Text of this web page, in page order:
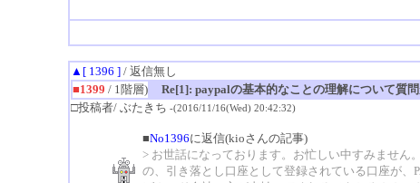
▲[ 1396 ]/ 返信無し
■1399 / 1階層)
Re[1]: paypalの基本的なことの理解について質
□投稿者/ ぶたきち -(2016/11/16(Wed) 20:42:32)
■No1396に返信(kioさんの記事)
> お世話になっております。お忙しい中すみません
の、引き落とし口座として登録されている口座が